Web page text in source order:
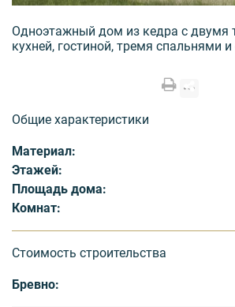
Одноэтажный дом из кедра с двумя
кухней, гостиной, тремя спальнями и
Общие характеристики
Материал:
Этажей:
Площадь дома:
Комнат:
Стоимость строительства
Бревно: